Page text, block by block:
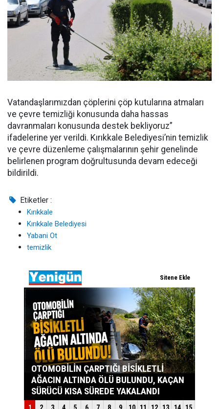
Vatandaşlarımızdan çöplerini çöp kutularına atmaları
ve çevre temizliği konusunda daha hassas
davranmaları konusunda destek bekliyoruz”
ifadelerine yer verildi. Kırıkkale Belediyesi’nin temizlik
ve çevre düzenleme çalışmalarının şehir genelinde
belirlenen program doğrultusunda devam edeceği
bildirildi.
Etiketler :
Kırıkkale
Kırıkkale Belediyesi
Yabani Ot
temizlik